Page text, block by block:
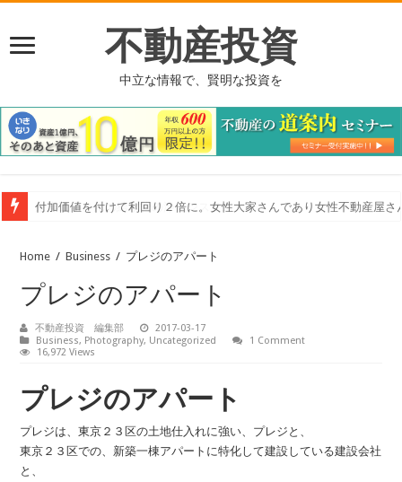
不動産投資
中立な情報で、賢明な投資を
付加価値を付けて利回り２倍に。女性大家さんであり女性不動産屋さ
東洋工業さんの給水管の浄化システム
Home / Business / プレジのアパート
プレジのアパート
不動産投資 編集部
2017-03-17
Business, Photography, Uncategorized
1 Comment
16,972 Views
プレジのアパート
プレジは、東京２３区の土地仕入れに強い、プレジと、
東京２３区での、新築一棟アパートに特化して建設している建設会社
と、